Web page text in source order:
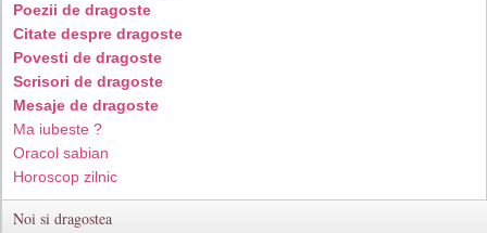
Poezii de dragoste
Citate despre dragoste
Povesti de dragoste
Scrisori de dragoste
Mesaje de dragoste
Ma iubeste ?
Oracol sabian
Horoscop zilnic
Noi si dragostea